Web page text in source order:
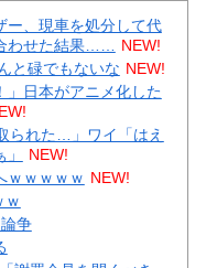
ー、現車を処分して代
わせた結果……
NEW!
と碌でもないな NEW!
」日本がアニメ化した
られた…」ワイ「はえ
NEW!
ｗｗｗｗｗ NEW!
ｗ
争